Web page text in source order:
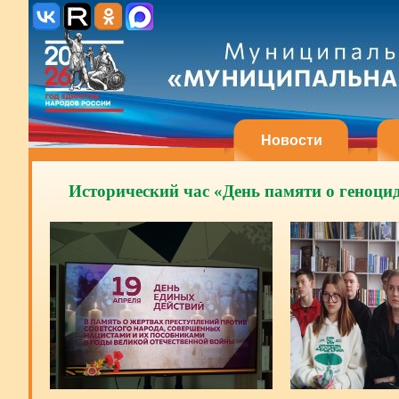
Новости
Исторический час «День памяти о